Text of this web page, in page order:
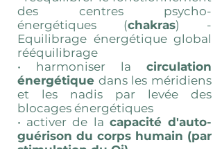
des centres psycho-
énergétiques (chakras) -
Equilibrage énergétique global
rééquilibrage
• harmoniser la circulation
énergétique dans les méridiens
et les nadis par levée des
blocages énergétiques
• activer de la capacité d'auto-
guérison du corps humain (par